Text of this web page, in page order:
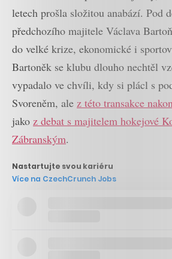
letech prošla složitou anabází. Pod
předchozího majitele Václava
do velké krize, ekonomické i
Bartoněk se klubu dlouho nechtěl
vypadalo ve chvíli, kdy si plácl s
Svoreněm, ale z této transakce
jako z debat s majitelem hokejové
Zábranským.
Nastartujte svou kariéru
Více na CzechCrunch Jobs